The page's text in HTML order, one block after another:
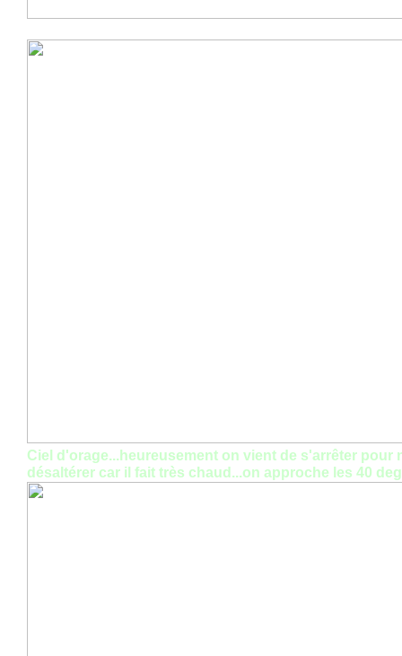
Ciel d'orage...heureusement on vient de s'arrêter pour
désaltérer car il fait très chaud...on approche les 40